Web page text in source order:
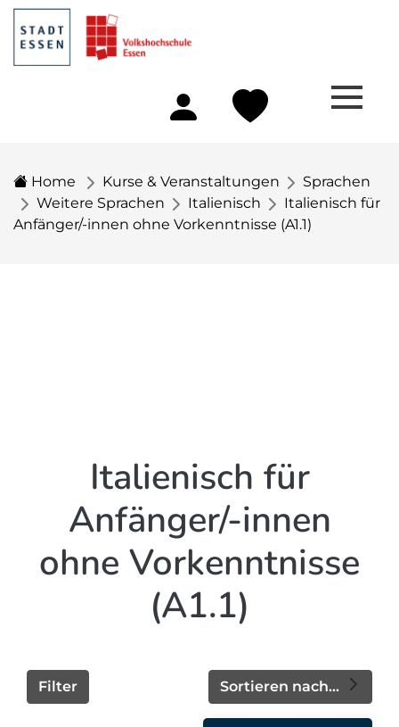
Home Kurse & Veranstaltungen
Sprachen
Weitere Sprachen
Italienisch
Italienisch für
Anfänger/-innen ohne Vorkenntnisse (A1.1)
Italienisch für
Anfänger/-innen
ohne Vorkenntnisse
(A1.1)
Sortieren nach...
Filter